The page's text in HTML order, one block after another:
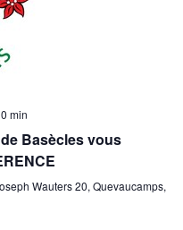
min
Basècles vous
Wauters 20, Quevaucamps,